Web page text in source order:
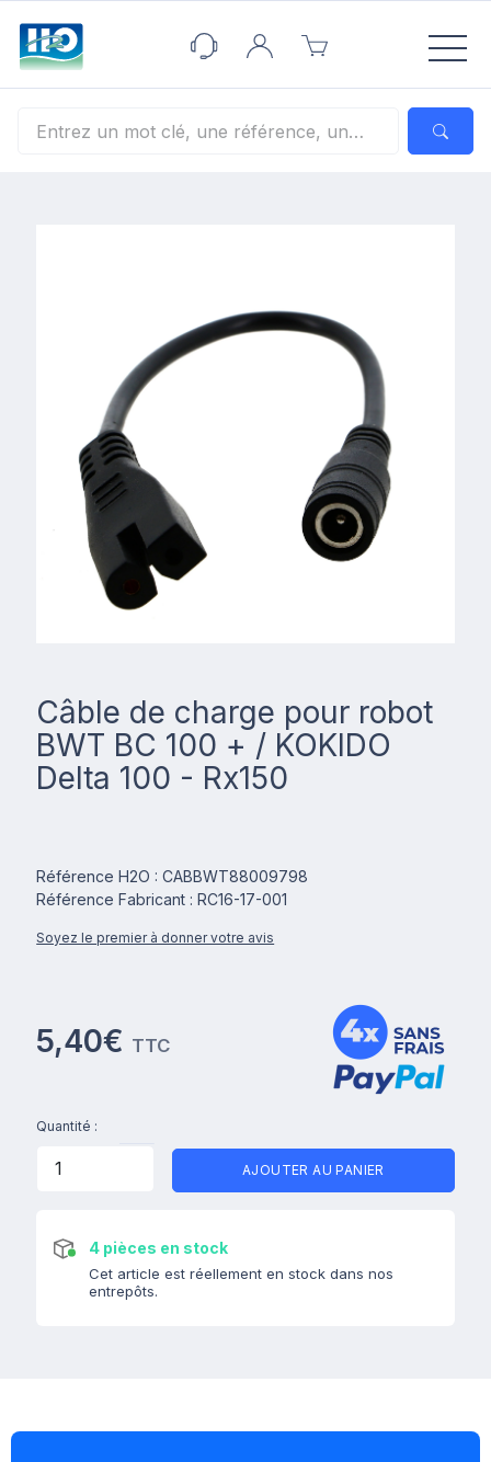
Câble de charge pour robot
BWT BC 100 + / KOKIDO
Delta 100 - Rx150
Référence H2O : CABBWT88009798
Référence Fabricant : RC16-17-001
Soyez le premier à donner votre avis
5,40€ TTC
Quantité :
AJOUTER AU PANIER
4 pièces en stock
Cet article est réellement en stock dans nos
entrepôts.